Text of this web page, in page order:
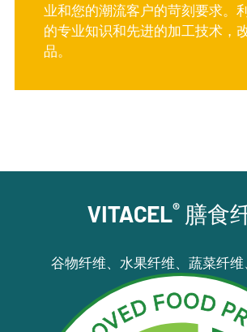
业和您的潮流客户的苛刻要求。
的专业知识和先进的加工技术，
品。
VITACEL® 膳食
谷物纤维、水果纤维、蔬菜纤